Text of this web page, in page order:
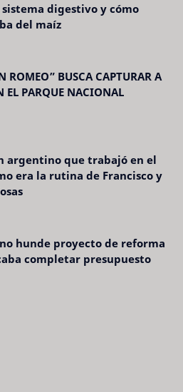
digestivo y cómo
del maíz
ROMEO” BUSCA CAPTURAR A
EL PARQUE NACIONAL
argentino que trabajó en el
era la rutina de Francisco y
hunde proyecto de reforma
completar presupuesto